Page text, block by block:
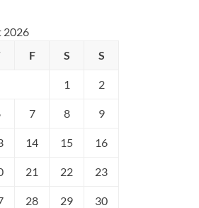
2026
F S S
1 2
7 8 9
14 15 16
21 22 23
28 29 30